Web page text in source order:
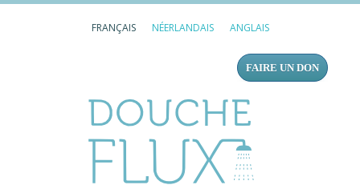
FRANÇAIS NÉERLANDAIS ANGLAIS
FAIRE UN DON